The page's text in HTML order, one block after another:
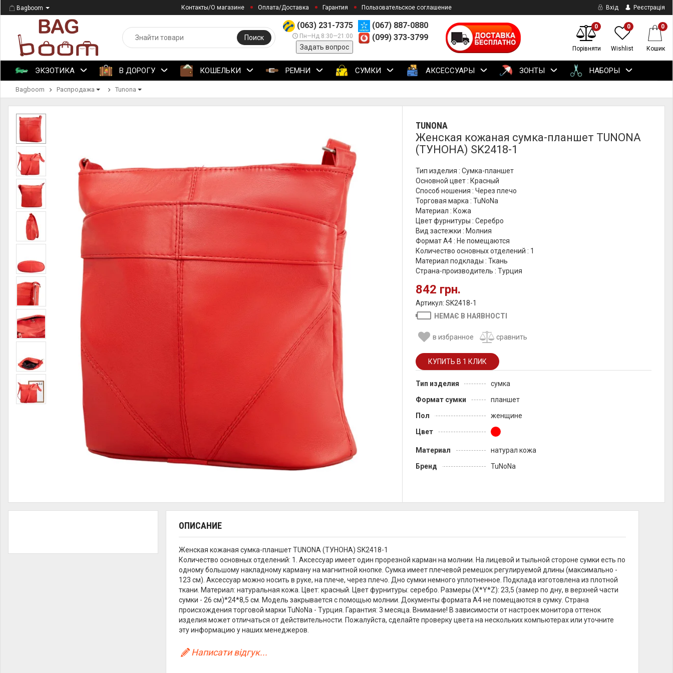
Bagboom Контакты/О магазине Оплата/Доставка Гарантия Пользовательское соглашение Вхід Реєстрація
(063) 231-7375
Пн—Нд 8:30—21:00
Задать вопрос
(067) 887-0880
(099) 373-3799
Поиск
0
Порівняти
0
Wishlist
0
Кошик
ЭКЗОТИКА В ДОРОГУ КОШЕЛЬКИ РЕМНИ СУМКИ АКСЕССУАРЫ ЗОНТЫ НАБОРЫ
Bagboom Распродажа Tunona
TUNONA
Женская кожаная сумка-планшет TUNONA
(ТУНОНА) SK2418-1
Тип изделия : Сумка-планшет
Основной цвет : Красный
Способ ношения : Через плечо
Торговая марка : TuNoNа
Материал : Кожа
Цвет фурнитуры : Серебро
Вид застежки : Молния
Формат А4 : Не помещаются
Количество основных отделений : 1
Материал подклады : Ткань
Страна-производитель : Турция
842 грн.
Артикул: SK2418-1
НЕМАЄ В НАЯВНОСТІ
в избранное сравнить
Тип изделия
сумка
Формат сумки
планшет
Пол
женщине
Цвет
Материал
натурал кожа
Бренд
TuNoNа
ОПИСАНИЕ
Женская кожаная сумка-планшет TUNONA (ТУНОНА) SK2418-1
Количество основных отделений: 1. Аксессуар имеет один прорезной карман на молнии. На лицевой и тыльной стороне сумки есть по
одному большому накладному карману на магнитной кнопке. Сумка имеет плечевой ремешок регулируемой длины (максимально -
123 см). Аксессуар можно носить в руке, на плече, через плечо. Дно сумки немного уплотненное. Подклада изготовлена из плотной
ткани. Материал: натуральная кожа. Цвет: красный. Цвет фурнитуры: серебро. Размеры (X*Y*Z): 23,5 (замер по дну, в верхней части
сумки - 26 см)*24*8,5 см. Модель закрывается с помощью молнии. Документы формата А4 не помещаются в сумку. Страна
происхождения торговой марки TuNoNа - Турция. Гарантия: 3 месяца. Внимание! В зависимости от настроек монитора оттенок
изделия может отличаться от действительности. Пожалуйста, сделайте проверку цвета на нескольких компьютерах или уточните
эту информацию у наших менеджеров.
Написати відгук...